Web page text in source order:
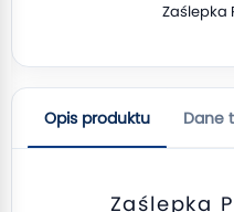
Zaślepka
Opis produktu Dane
Zaślepka